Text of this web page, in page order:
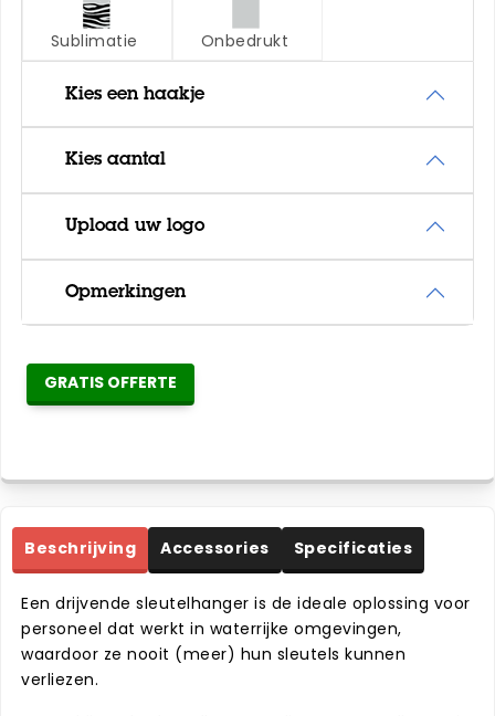
Sublimatie Onbedrukt
Kies een haakje
Kies aantal
Upload uw logo
Opmerkingen
GRATIS OFFERTE
Beschrijving Accessories Specificaties
Een drijvende sleutelhanger is de ideale oplossing voor
personeel dat werkt in waterrijke omgevingen,
waardoor ze nooit (meer) hun sleutels kunnen
verliezen.